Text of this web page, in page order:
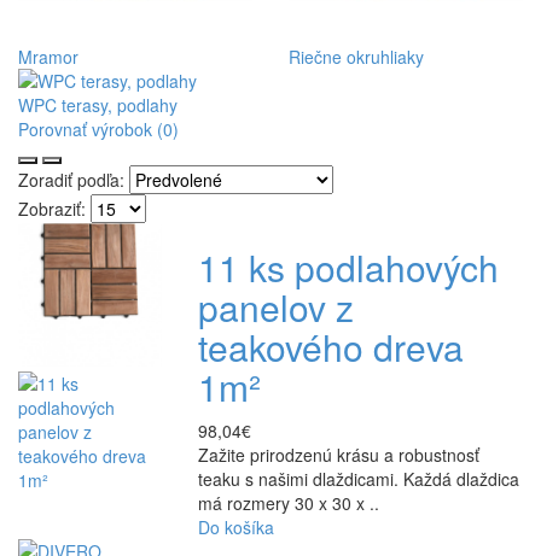
Mramor
Riečne okruhliaky
WPC terasy, podlahy
Porovnať výrobok (0)
Zoradiť podľa:
Zobraziť:
11 ks podlahových
panelov z
teakového dreva
1m²
98,04€
Zažite prirodzenú krásu a robustnosť
teaku s našimi dlaždicami. Každá dlaždica
má rozmery 30 x 30 x ..
Do košíka